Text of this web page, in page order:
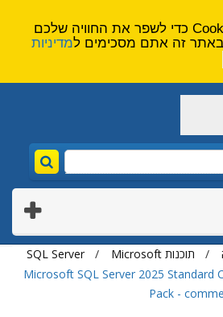
תוכנות Microsoft
SQL Server
Microsoft SQL Server 2025 Standard
Pack -
אנו משתמשים ב-Cookies כדי לשפר את החוויה שלכם
באתר זה אתם מסכימים למדיניות